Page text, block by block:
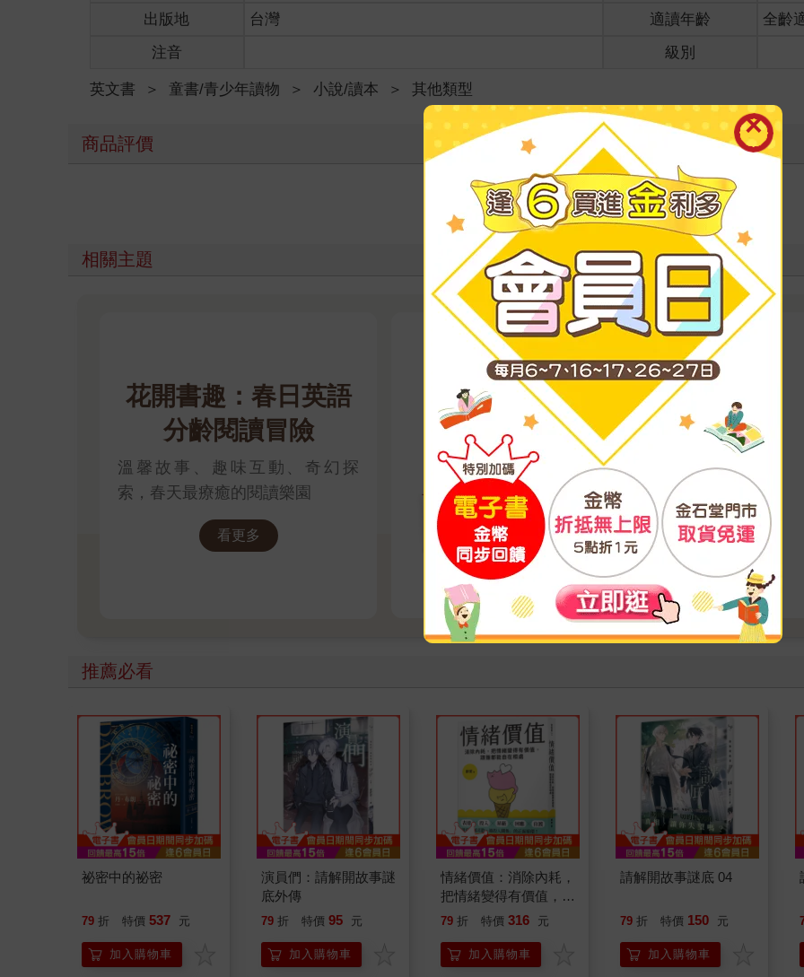
出版地
台灣 適讀年齡
全齡
注音
級別
英文書 ＞ 童書/青少年讀物 ＞ 小說/讀本 ＞ 其他類型
商品評價
寫評價
相關主題
花開書趣：春日英語
分齡閱讀冒險
溫馨故事、趣味互動、奇幻探
索，春天最療癒的閱讀樂園
看更多
推薦必看
祕密中的祕密
79 折 特價 537 元
加入購物車
演員們：請解開故事謎
底外傳
79 折 特價 95 元
加入購物車
情緒價值：消除內耗，
把情緒變得有價值，跟
誰都能自在相處
79 折 特價 316 元
加入購物車
請解開故事謎底 04
79 折 特價 150 元
加入購物車